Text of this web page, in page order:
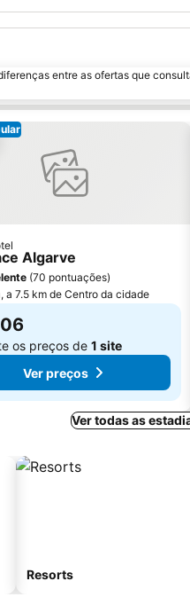
entre as ofertas que
aos favoritos
Algarve
(70 pontuações)
a 7.5 km de Centro da cidade
os preços de 1 site
Ver preços
Ver todas as
Resorts